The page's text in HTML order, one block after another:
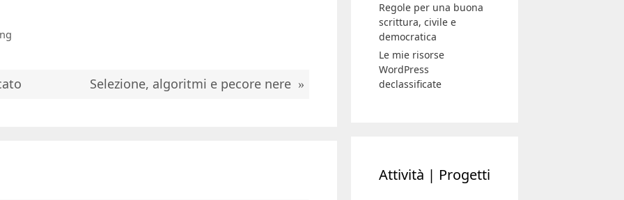
Selezione, algoritmi e pecore nere
Regole per una buona
scrittura, civile e
democratica
Le mie risorse
WordPress
declassificate
Attività | Progetti